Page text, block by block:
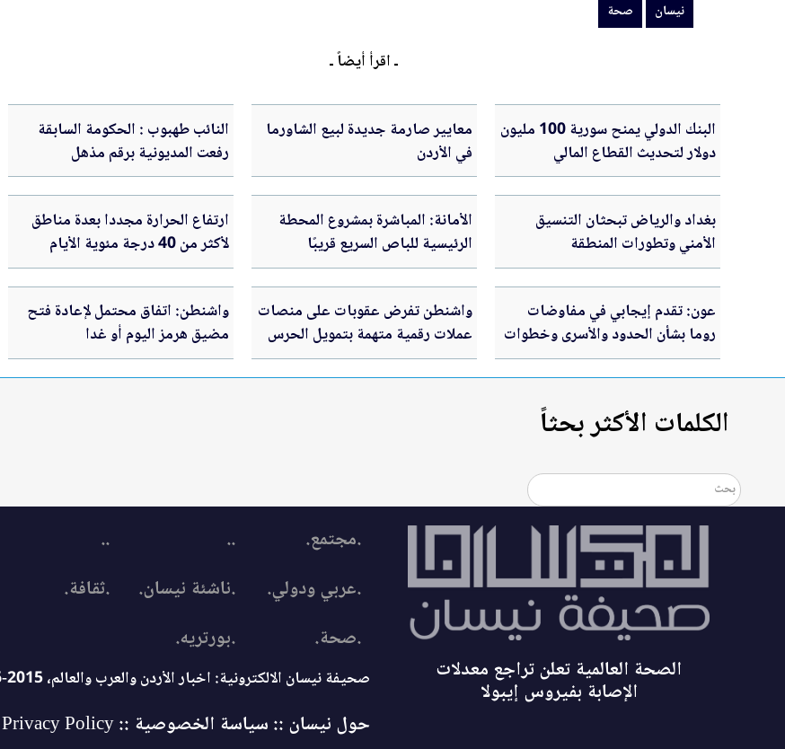
نيسان صحة
ـ اقرأ أيضاً ـ
البنك الدولي يمنح سورية 100 مليون
دولار لتحديث القطاع المالي
معايير صارمة جديدة لبيع الشاورما
في الأردن
النائب طهبوب : الحكومة السابقة
رفعت المديونية برقم مذهل
بغداد والرياض تبحثان التنسيق
الأمني وتطورات المنطقة
الأمانة: المباشرة بمشروع المحطة
الرئيسية للباص السريع قريبًا
ارتفاع الحرارة مجددا بعدة مناطق
لأكثر من 40 درجة مئوية الأيام
القادمة في الأردن .. تفاصيل
عون: تقدم إيجابي في مفاوضات
روما بشأن الحدود والأسرى وخطوات
عملية قريباً
واشنطن تفرض عقوبات على منصات
عملات رقمية متهمة بتمويل الحرس
الثوري الإيراني
واشنطن: اتفاق محتمل لإعادة فتح
مضيق هرمز اليوم أو غدا
الكلمات الأكثر بحثاً
الصحة العالمية تعلن تراجع معدلات
الإصابة بفيروس إيبولا
.مجتمع. ..
..
.عربي ودولي.
.ناشئة نيسان. .ثقافة.
.صحة.
.بورتريه.
صحيفة نيسان الالكترونية: اخبار الأردن والعرب والعالم، 2015-2026 © جميع الحقوق محفوظة
حول نيسان :: سياسة الخصوصية :: Privacy Policy